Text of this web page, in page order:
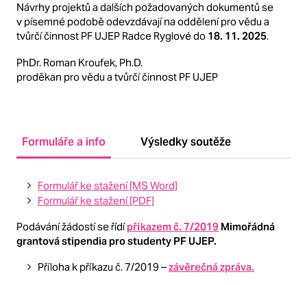
Návrhy projektů a dalších požadovaných dokumentů se
v písemné podobě odevzdávají na oddělení pro vědu a
tvůrčí činnost PF UJEP Radce Ryglové do 18. 11. 2025.
PhDr. Roman Kroufek, Ph.D.
proděkan pro vědu a tvůrčí činnost PF UJEP
Formuláře a info Výsledky soutěže
Formulář ke stažení [MS Word]
Formulář ke stažení [PDF]
Podávání žádostí se řídípříkazem č. 7/2019 Mimořádná
grantová stipendia pro studenty PF UJEP.
Příloha k příkazu č. 7/2019 –závěrečná zpráva.